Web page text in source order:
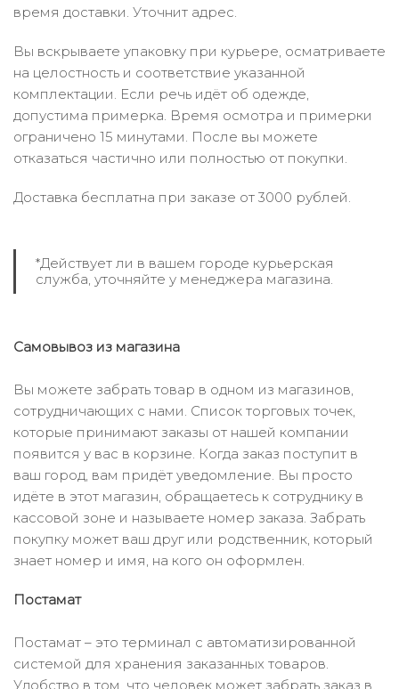
время доставки. Уточнит адрес.
Вы вскрываете упаковку при курьере, осматриваете
на целостность и соответствие указанной
комплектации. Если речь идёт об одежде,
допустима примерка. Время осмотра и примерки
ограничено 15 минутами. После вы можете
отказаться частично или полностью от покупки.
Доставка бесплатна при заказе от 3000 рублей.
*Действует ли в вашем городе курьерская
служба, уточняйте у менеджера магазина.
Самовывоз из магазина
Вы можете забрать товар в одном из магазинов,
сотрудничающих с нами. Список торговых точек,
которые принимают заказы от нашей компании
появится у вас в корзине. Когда заказ поступит в
ваш город, вам придёт уведомление. Вы просто
идёте в этот магазин, обращаетесь к сотруднику в
кассовой зоне и называете номер заказа. Забрать
покупку может ваш друг или родственник, который
знает номер и имя, на кого он оформлен.
Постамат
Постамат – это терминал с автоматизированной
системой для хранения заказанных товаров.
Удобство в том, что человек может забрать заказ в